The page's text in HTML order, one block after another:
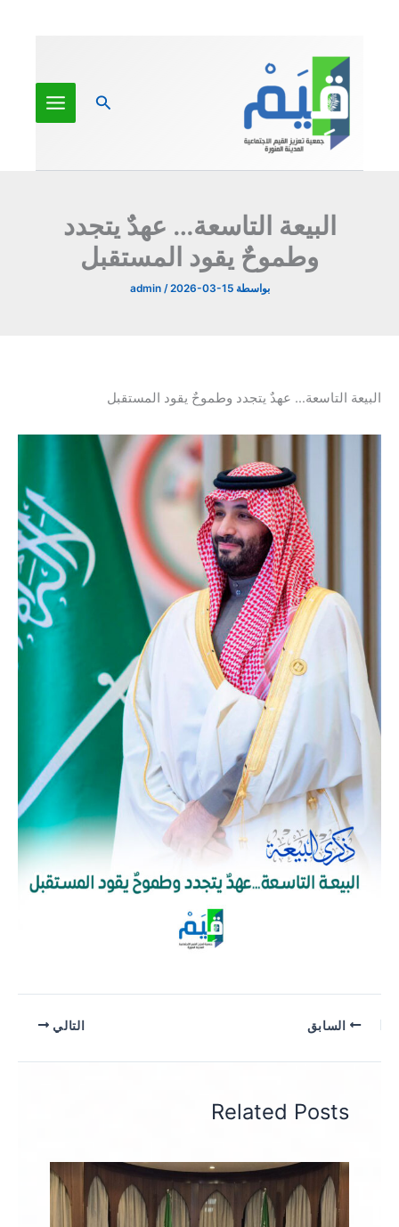
البحث
البيعة التاسعة… عهدٌ يتجدد
وطموحٌ يقود المستقبل
بواسطة admin /2026-03-15
البيعة التاسعة… عهدٌ يتجدد وطموحٌ يقود المستقبل
السابق التالي
Related Posts